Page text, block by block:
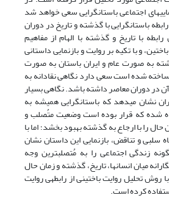
اجتماعی باستان­گرایی سعی خواهد شد
باستان­گرایی با گذشته و تاریخ در دوران
با تاریخ و گذشته با الهام از مفاهیم
و با تکیه بر روایت و بازنمایی داستانی
به صورت عام و ایران باستان به صورت
شده است سعی دارد نگاهی نقادانه به
در دوران معاصر داشته باشد. نگاهی بسیار
نشان می­دهد که باستان­گرایی همیشه به
شده که قرار بوده است وضعیت متُصلب و
را با ارجاع به گذشته بهبود بخشد؛ اما با
سلبی و تناقض، بازنمایی این داستان نشان
زندگی اجتماعی را به مُتصلب­ترین وجه
میان انسان­ها، تاریخ، گذشته و زمان حال
روش تحلیل روایت باختینی از رابطه­ی روایت
کرده است.